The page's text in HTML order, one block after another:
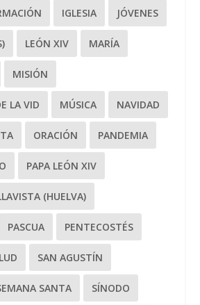
IGLESIA JÓVENES
LEÓN XIV MARÍA
MISIÓN
LA VID MÚSICA NAVIDAD
ORACIÓN PANDEMIA
PAPA LEÓN XIV
(HUELVA)
PASCUA PENTECOSTÉS
SAN AGUSTÍN
SANTA SÍNODO